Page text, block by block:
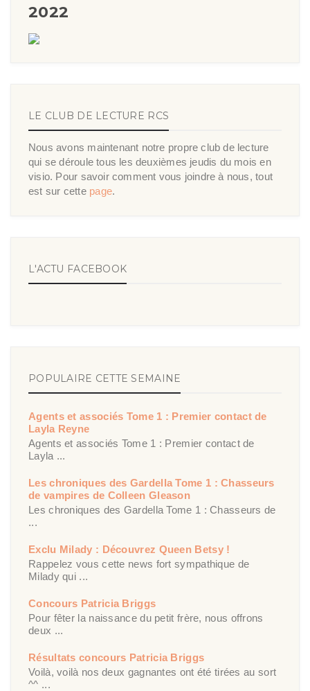
2022
LE CLUB DE LECTURE RCS
Nous avons maintenant notre propre club de lecture
qui se déroule tous les deuxièmes jeudis du mois en
visio. Pour savoir comment vous joindre à nous, tout
est sur cette page.
L'ACTU FACEBOOK
POPULAIRE CETTE SEMAINE
Agents et associés Tome 1 : Premier contact de
Layla Reyne
Agents et associés Tome 1 : Premier contact de
Layla ...
Les chroniques des Gardella Tome 1 : Chasseurs
de vampires de Colleen Gleason
Les chroniques des Gardella Tome 1 : Chasseurs de
...
Exclu Milady : Découvrez Queen Betsy !
Rappelez vous cette news fort sympathique de
Milady qui ...
Concours Patricia Briggs
Pour fêter la naissance du petit frère, nous offrons
deux ...
Résultats concours Patricia Briggs
Voilà, voilà nos deux gagnantes ont été tirées au sort
^^ ...